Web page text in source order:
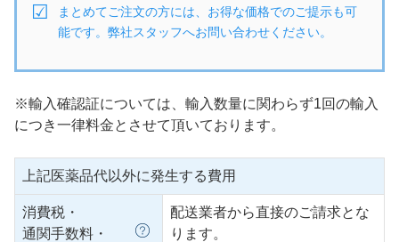
まとめてご注文の方には、お得な価格でのご提示も可
能です。弊社スタッフへお問い合わせください。
※輸入確認証については、輸入数量に関わらず1回の輸入
につき一律料金とさせて頂いております。
上記医薬品代以外に発生する費用
消費税・
通関手数料・
配送業者から直接のご請求とな
ります。